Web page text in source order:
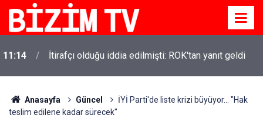
11:14 İtirafçı olduğu iddia edilmişti: ROK'tan yanıt geldi
Anasayfa Güncel
İYİ Parti'de liste krizi büyüyor... "Hak
teslim edilene kadar sürecek"